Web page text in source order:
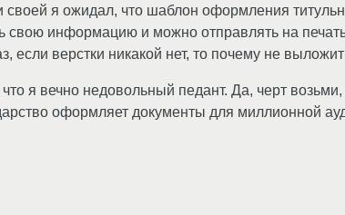
я ожидал, что шаблон оформления
свою информацию и можно отправлять на
если верстки никакой нет, то почему не
я вечно недовольный педант. Да, черт возьми,
оформляет документы для миллионной